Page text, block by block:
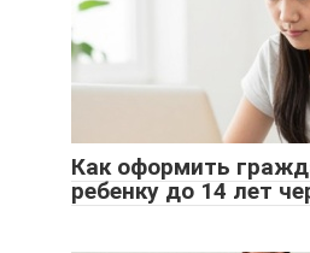
Как оформить
ребенку до 14 лет